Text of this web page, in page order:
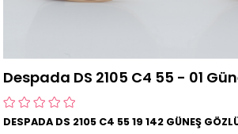
Despada DS 2105 C4 55 - 01
DESPADA DS 2105 C4 55 19 142 GÜNEŞ